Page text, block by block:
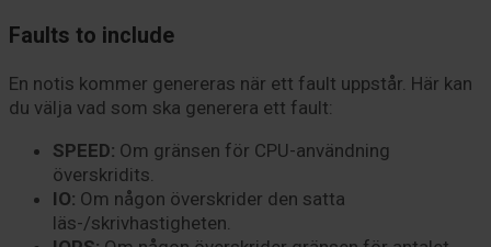
Faults to include
En notis kommer genereras när ett fault uppstår. Här kan
du välja vad som ska generera ett fault:
SPEED: Om gränsen för CPU-användning
överskridits.
IO: Om någon överskrider den satta
läs-/skrivhastigheten.